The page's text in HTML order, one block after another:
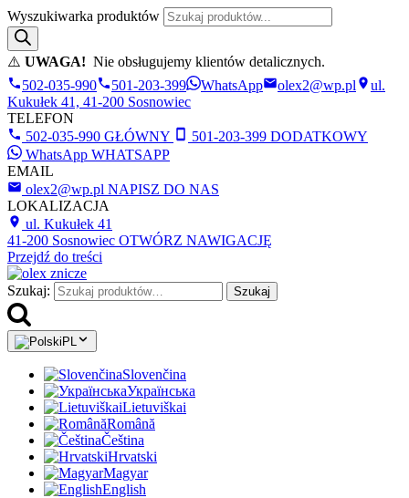
Wyszukiwarka produktów
⚠️ UWAGA! Nie obsługujemy klientów detalicznych.
502-035-990
501-203-399 WhatsApp olex2@wp.pl
ul.
Kukułek 41, 41-200 Sosnowiec
TELEFON
502-035-990 GŁÓWNY 501-203-399 DODATKOWY
WhatsApp WHATSAPP
EMAIL
olex2@wp.pl NAPISZ DO NAS
LOKALIZACJA
ul. Kukułek 41
41-200 Sosnowiec OTWÓRZ NAWIGACJĘ
Przejdź do treści
Szukaj: Szukaj
PL
Slovenčina
Українська
Lietuviškai
Română
Čeština
Hrvatski
Magyar
English